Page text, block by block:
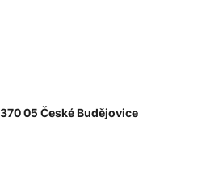
05 České Budějovice